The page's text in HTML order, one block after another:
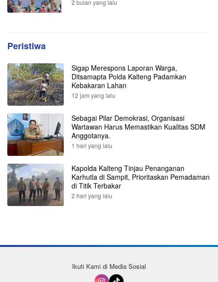
2 bulan yang lalu
Peristiwa
Sigap Merespons Laporan Warga,
Ditsamapta Polda Kalteng Padamkan
Kebakaran Lahan
12 jam yang lalu
Sebagai Pilar Demokrasi, Organisasi
Wartawan Harus Memastikan Kualitas SDM
Anggotanya.
1 hari yang lalu
Kapolda Kalteng Tinjau Penanganan
Karhutla di Sampit, Prioritaskan Pemadaman
di Titik Terbakar
2 hari yang lalu
Ikuti Kami di Media Sosial